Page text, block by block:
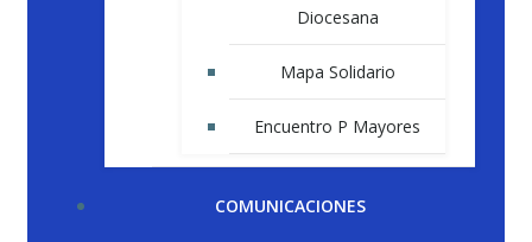
Diocesana
Mapa Solidario
Encuentro P Mayores
COMUNICACIONES